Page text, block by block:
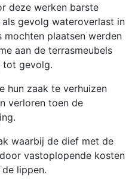
deze werken barste
gevolg wateroverlast in
mochten plaatsen werden
aan de terrasmeubels
tot gevolg.
hun zaak te verhuizen
verloren toen de
waarbij de dief met de
vastoplopende kosten
lippen.